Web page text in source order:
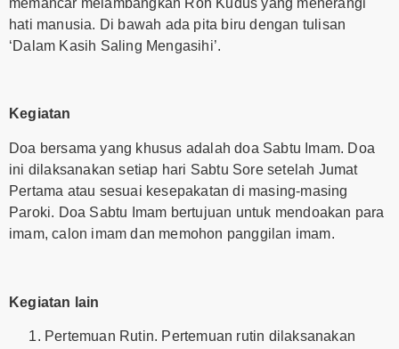
hati manusia. Di bawah ada pita biru dengan tulisan
‘Dalam Kasih Saling Mengasihi’.
Kegiatan
Doa bersama yang khusus adalah doa Sabtu Imam. Doa
ini dilaksanakan setiap hari Sabtu Sore setelah Jumat
Pertama atau sesuai kesepakatan di masing-masing
Paroki. Doa Sabtu Imam bertujuan untuk mendoakan para
imam, calon imam dan memohon panggilan imam.
Kegiatan lain
Pertemuan Rutin. Pertemuan rutin dilaksanakan